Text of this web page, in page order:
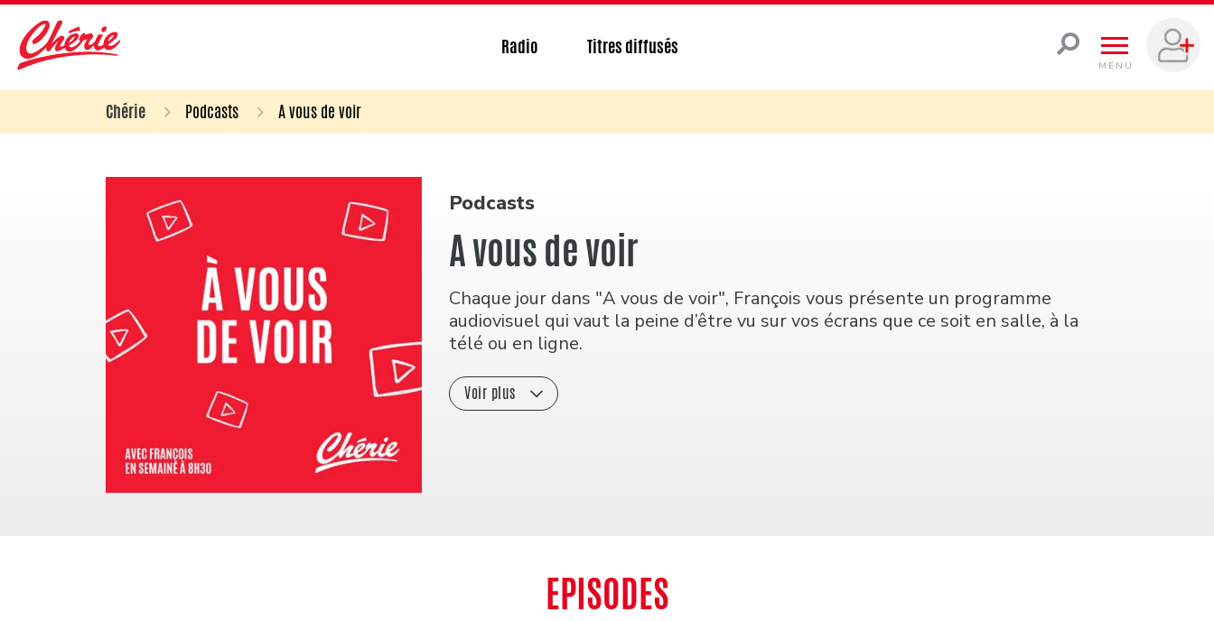
Radio Titres diffusés
MENU
Chérie Podcasts A vous de voir
Podcasts
A vous de voir
Chaque jour dans "A vous de voir", François vous présente un programme
audiovisuel qui vaut la peine d’être vu sur vos écrans que ce soit en salle, à la
télé ou en ligne.
Voir plus
EPISODES